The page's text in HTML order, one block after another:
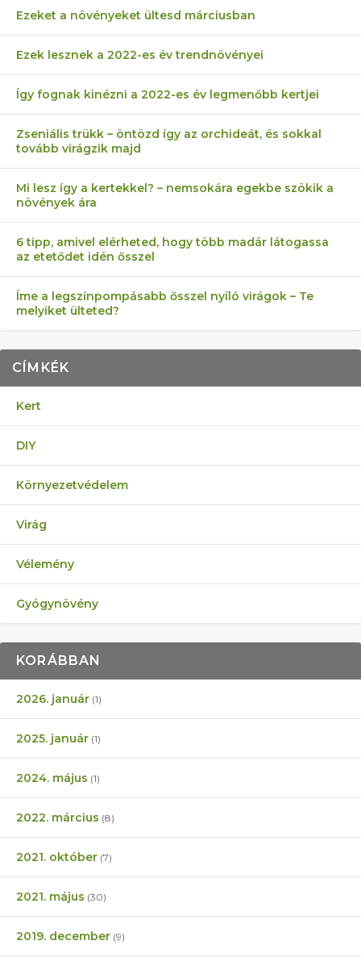
Ezeket a növényeket ültesd márciusban
Ezek lesznek a 2022-es év trendnövényei
Így fognak kinézni a 2022-es év legmenőbb kertjei
Zseniális trükk – öntözd így az orchideát, és sokkal
tovább virágzik majd
Mi lesz így a kertekkel? – nemsokára egekbe szökik a
növények ára
6 tipp, amivel elérheted, hogy több madár látogassa
az etetődet idén ősszel
Íme a legszínpompásabb ősszel nyíló virágok – Te
melyiket ülteted?
CÍMKÉK
Kert
DIY
Környezetvédelem
Virág
Vélemény
Gyógynövény
KORÁBBAN
2026. január (1)
2025. január (1)
2024. május (1)
2022. március (8)
2021. október (7)
2021. május (30)
2019. december (9)